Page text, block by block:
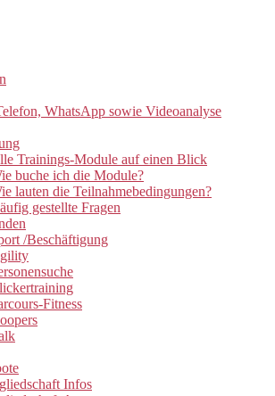
WhatsApp sowie Videoanalyse
Trainings-Module auf einen Blick
buche ich die Module?
lauten die Teilnahmebedingungen?
gestellte Fragen
/Beschäftigung
Fitness
Infos